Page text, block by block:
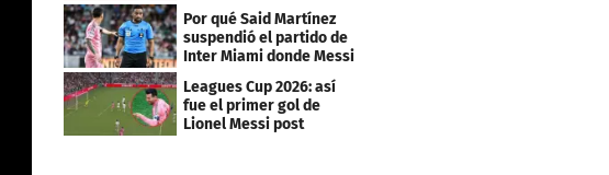
Por qué Said Martínez
suspendió el partido de
Inter Miami donde Messi
Leagues Cup 2026: así
fue el primer gol de
Lionel Messi post